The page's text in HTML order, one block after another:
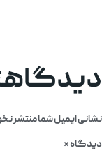
نشانی ایمیل شما منتشر
دیدگاه*